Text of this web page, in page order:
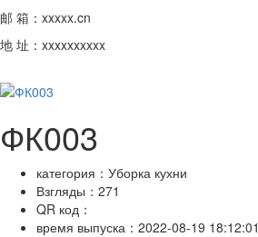
邮 箱：xxxxx.cn
地 址：xxxxxxxxxx
ФК003
категория： Уборка кухни
Взгляды： 271
QR код：
время выпуска： 2022-08-19 18:12:01